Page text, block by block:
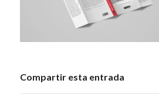
Compartir esta entrada